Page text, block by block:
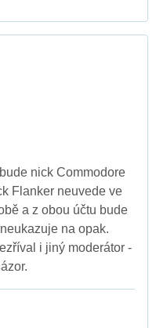
nick Commodore
Flanker neuvede ve
a z obou účtu bude
na opak.
i jiný moderátor -